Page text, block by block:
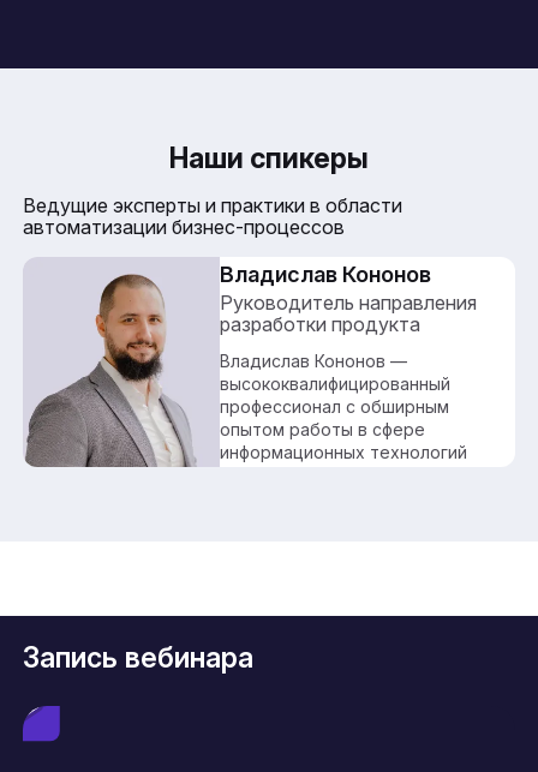
Наши спикеры
Ведущие эксперты и практики в области
автоматизации бизнес-процессов
Владислав Кононов
Руководитель направления
разработки продукта
Владислав Кононов —
высококвалифицированный
профессионал с обширным
опытом работы в сфере
информационных технологий
Запись вебинара